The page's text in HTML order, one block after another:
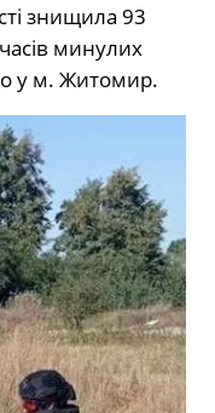
знищила 93
минулих
у м. Житомир.